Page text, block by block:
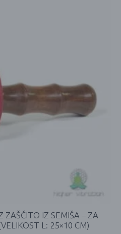
ZAŠČITO IZ SEMIŠA – ZA
L: 25×10 CM)